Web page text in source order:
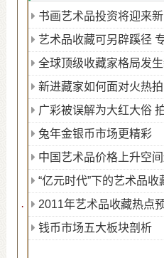
·
书画艺术品投资将迎来
艺术品收藏可另辟蹊径
全球顶级收藏家格局发
新进藏家如何面对火热
广彩被误解为大红大俗
兔年金银币市场更精彩
中国艺术品价格上升空
“亿元时代”下的艺术品收
2011年艺术品收藏热点
钱币市场五大板块剖析